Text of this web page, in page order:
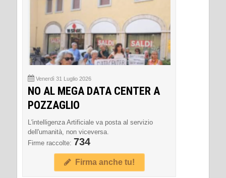
Venerdì 31 Luglio 2026
NO AL MEGA DATA CENTER A
POZZAGLIO
L'intelligenza Artificiale va posta al servizio
dell'umanità, non viceversa.
Firme raccolte: 734
Firma anche tu!